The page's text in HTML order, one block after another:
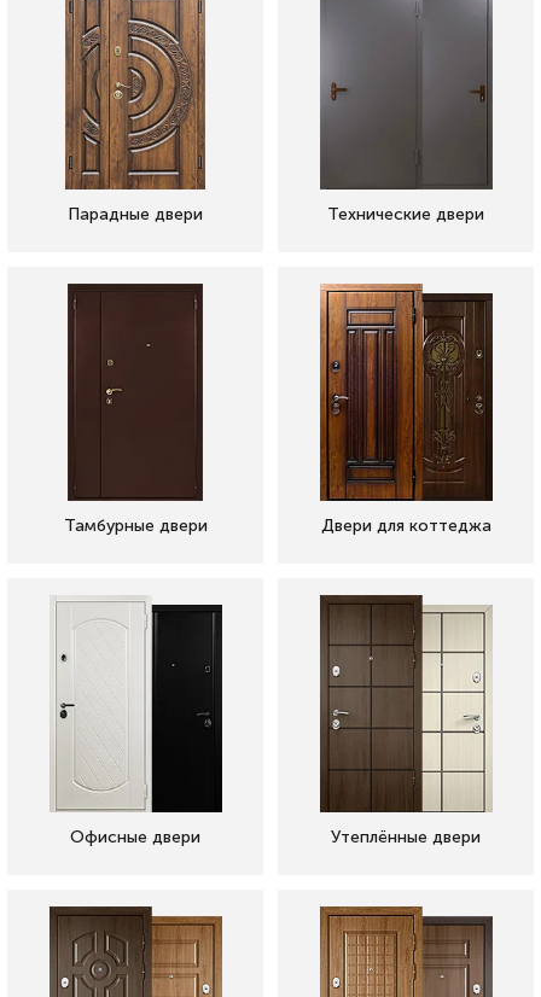
Парадные двери Технические двери
Тамбурные двери Двери для коттеджа
Офисные двери Утеплённые двери